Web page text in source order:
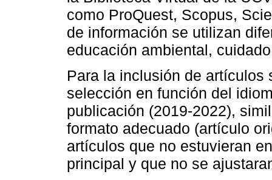
como ProQuest, Scopus,
de información se utilizan
educación ambiental,
Para la inclusión de artículos
selección en función del
publicación (2019-2022),
formato adecuado (artículo
artículos que no estuvieran
principal y que no se